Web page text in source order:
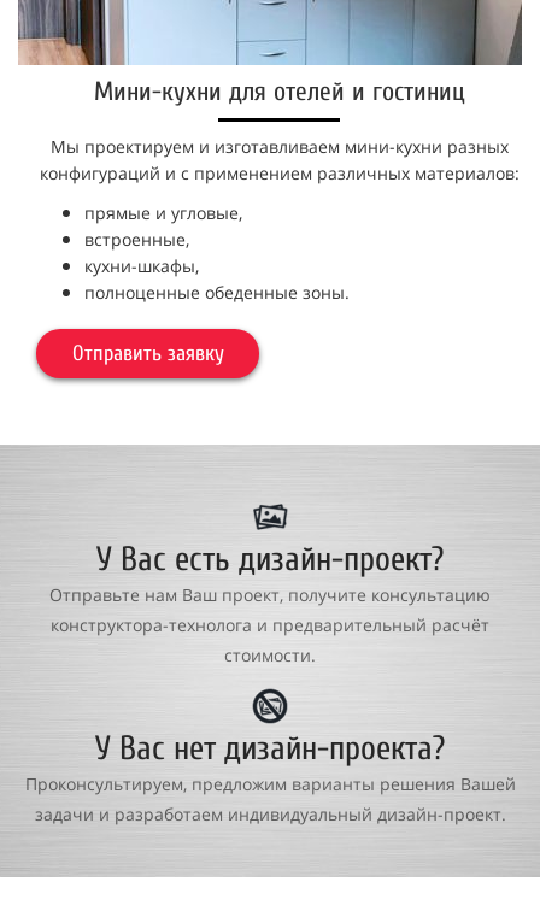
Мини-кухни для отелей и гостиниц
Мы проектируем и изготавливаем мини-кухни разных
конфигураций и с применением различных материалов:
прямые и угловые,
встроенные,
кухни-шкафы,
полноценные обеденные зоны.
Отправить заявку
У Вас есть дизайн-проект?
Отправьте нам Ваш проект, получите консультацию
конструктора-технолога и предварительный расчёт
стоимости.
У Вас нет дизайн-проекта?
Проконсультируем, предложим варианты решения Вашей
задачи и разработаем индивидуальный дизайн-проект.